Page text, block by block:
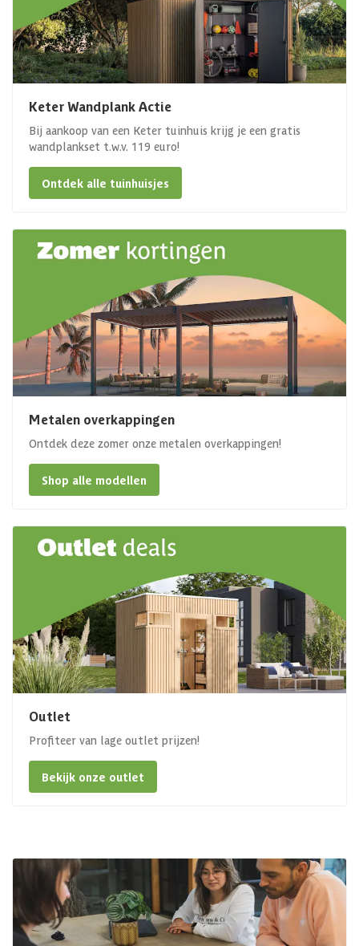
Keter Wandplank Actie
Bij aankoop van een Keter tuinhuis krijg je een gratis
wandplankset t.w.v. 119 euro!
Ontdek alle tuinhuisjes
Metalen overkappingen
Ontdek deze zomer onze metalen overkappingen!
Shop alle modellen
Outlet
Profiteer van lage outlet prijzen!
Bekijk onze outlet